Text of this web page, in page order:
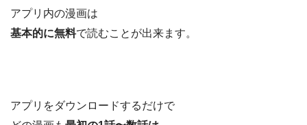
アプリ内の漫画は
基本的に無料で読むことが出来ます。
アプリをダウンロードするだけで